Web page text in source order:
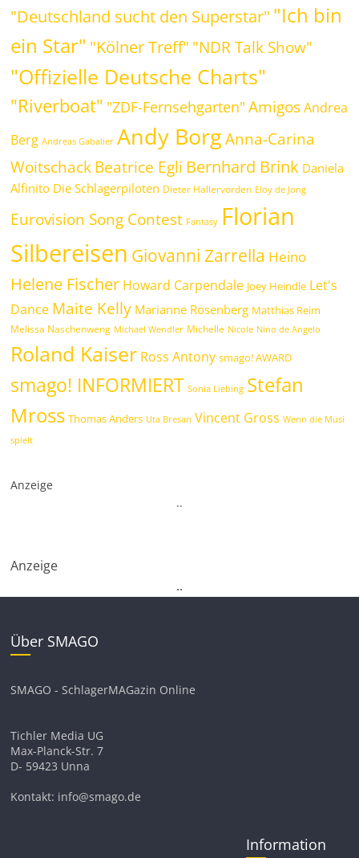
"Deutschland sucht den Superstar" "Ich bin
ein Star" "Kölner Treff" "NDR Talk Show"
"Offizielle Deutsche Charts"
"Riverboat" "ZDF-Fernsehgarten" Amigos Andrea
Berg Andreas Gabalier Andy Borg Anna-Carina
WoitschackBeatrice Egli Bernhard Brink Daniela
Alfinito Die Schlagerpiloten Dieter Hallervorden Eloy de Jong
Eurovision Song Contest Fantasy Florian
Silbereisen Giovanni Zarrella Heino
Helene Fischer Howard Carpendale Joey Heindle Let's
Dance Maite Kelly Marianne Rosenberg Matthias Reim
Melissa Naschenweng Michael Wendler Michelle Nicole Nino de Angelo
Roland Kaiser Ross Antony smago! AWARD
smago! INFORMIERT Sonia Liebing Stefan
Mross Thomas Anders Uta Bresan Vincent Gross Wenn die Musi
spielt
Anzeige
..
Anzeige
..
Über SMAGO
SMAGO - SchlagerMAGazin Online
Tichler Media UG
Max-Planck-Str. 7
D- 59423 Unna
Kontakt: info@smago.de
Information